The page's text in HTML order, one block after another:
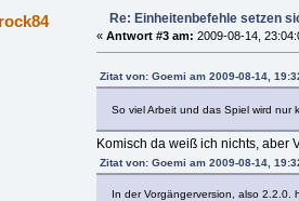
Re: Einheitenbefehle setzen
« Antwort #3 am: 2009-08-14,
Zitat von: Goemi am 2009-08-14,
So viel Arbeit und das Spiel wird nur
Komisch da weiß ich nichts, aber
Zitat von: Goemi am 2009-08-14,
In der Vorgängerversion, also 2.2.0.